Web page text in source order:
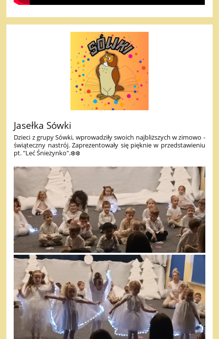
Jasełka Sówki
Dzieci z grupy Sówki, wprowadziły swoich najbliższych w zimowo -
świąteczny nastrój. Zaprezentowały się pięknie w przedstawieniu
pt. "Leć Śnieżynko".❄️❄️